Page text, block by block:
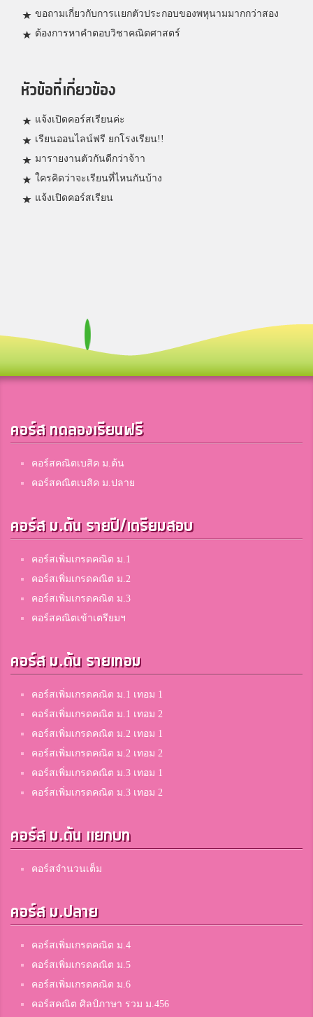
ขอถามเกี่ยวกับการเเยกตัวประกอบของพหุนามมากกว่าสอง
ต้องการหาคำตอบวิชาคณิตศาสตร์
หัวข้อที่เกี่ยวข้อง
แจ้งเปิดคอร์สเรียนค่ะ
เรียนออนไลน์ฟรี ยกโรงเรียน!!
มารายงานตัวกันดีกว่าจ้าา
ใครคิดว่าจะเรียนที่ไหนกันบ้าง
แจ้งเปิดคอร์สเรียน
คอร์ส ทดลองเรียนฟรี
คอร์สคณิตเบสิค ม.ต้น
คอร์สคณิตเบสิค ม.ปลาย
คอร์ส ม.ต้น รายปี/เตรียมสอบ
คอร์สเพิ่มเกรดคณิต ม.1
คอร์สเพิ่มเกรดคณิต ม.2
คอร์สเพิ่มเกรดคณิต ม.3
คอร์สคณิตเข้าเตรียมฯ
คอร์ส ม.ต้น รายเทอม
คอร์สเพิ่มเกรดคณิต ม.1 เทอม 1
คอร์สเพิ่มเกรดคณิต ม.1 เทอม 2
คอร์สเพิ่มเกรดคณิต ม.2 เทอม 1
คอร์สเพิ่มเกรดคณิต ม.2 เทอม 2
คอร์สเพิ่มเกรดคณิต ม.3 เทอม 1
คอร์สเพิ่มเกรดคณิต ม.3 เทอม 2
คอร์ส ม.ต้น แยกบท
คอร์สจำนวนเต็ม
คอร์ส ม.ปลาย
คอร์สเพิ่มเกรดคณิต ม.4
คอร์สเพิ่มเกรดคณิต ม.5
คอร์สเพิ่มเกรดคณิต ม.6
คอร์สคณิต ศิลป์ภาษา รวม ม.456